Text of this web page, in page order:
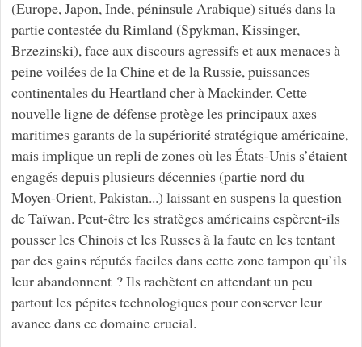
(Europe, Japon, Inde, péninsule Arabique) situés dans la
partie contestée du Rimland (Spykman, Kissinger,
Brzezinski), face aux discours agressifs et aux menaces à
peine voilées de la Chine et de la Russie, puissances
continentales du Heartland cher à Mackinder. Cette
nouvelle ligne de défense protège les principaux axes
maritimes garants de la supériorité stratégique américaine,
mais implique un repli de zones où les États-Unis s’étaient
engagés depuis plusieurs décennies (partie nord du
Moyen-Orient, Pakistan...) laissant en suspens la question
de Taïwan. Peut-être les stratèges américains espèrent-ils
pousser les Chinois et les Russes à la faute en les tentant
par des gains réputés faciles dans cette zone tampon qu’ils
leur abandonnent ? Ils rachètent en attendant un peu
partout les pépites technologiques pour conserver leur
avance dans ce domaine crucial.